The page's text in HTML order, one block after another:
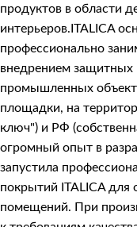
продуктов в области
интерьеров.ITALICA
профессионально
внедрением
промышленных
площадки, на
ключ") и РФ
огромный опыт в
запустила
покрытий ITALICA
помещений. При